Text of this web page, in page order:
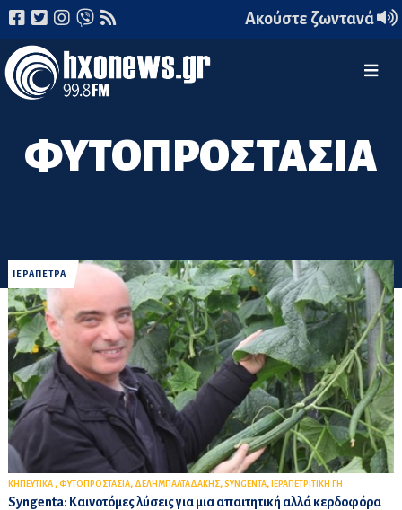
Ακούστε ζωντανά
ΦΥΤΟΠΡΟΣΤΑΣΙΑ
ΙΕΡΑΠΕΤΡΑ
ΚΗΠΕΥΤΙΚΑ , ΦΥΤΟΠΡΟΣΤΑΣΙΑ, ΔΕΛΗΜΠΑΛΤΑΔΑΚΗΣ, SYNGENTA, ΙΕΡΑΠΕΤΡΙΤΙΚΗ ΓΗ
Syngenta: Καινοτόμες λύσεις για μια απαιτητική αλλά κερδοφόρα